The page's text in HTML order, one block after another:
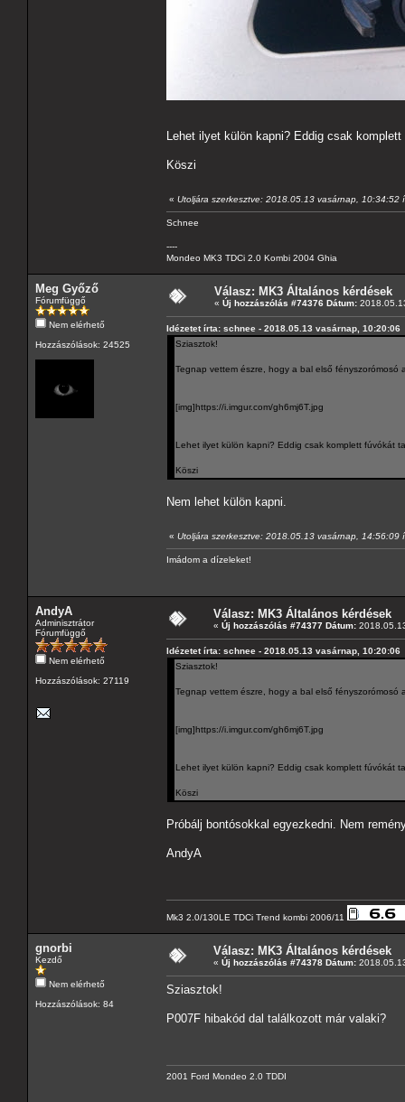
Lehet ilyet külön kapni? Eddig csak
Köszi
« Utoljára szerkesztve: 2018.05.13 vasárnap, 10:34:52
Schnee
----
Mondeo MK3 TDCi 2.0 Kombi 2004 Ghia
Meg Győző
Fórumfüggő
Nem elérhető
Hozzászólások: 24525
Válasz: MK3 Általános kérdések
« Új hozzászólás #74376 Dátum:
Idézetet írta: schnee - 2018.05.13 vasárnap, 10:20:06
Sziasztok!
Tegnap vettem észre, hogy a bal első
[img]https://i.imgur.com/gh6mj6T.jpg
Lehet ilyet külön kapni? Eddig csak komplett fúvókát
Köszi
Nem lehet külön kapni.
« Utoljára szerkesztve: 2018.05.13 vasárnap, 14:56:09
Imádom a dízeleket!
AndyA
Adminisztrátor
Fórumfüggő
Nem elérhető
Hozzászólások: 27119
Válasz: MK3 Általános kérdések
« Új hozzászólás #74377 Dátum:
Idézetet írta: schnee - 2018.05.13 vasárnap, 10:20:06
Sziasztok!
Tegnap vettem észre, hogy a bal első
[img]https://i.imgur.com/gh6mj6T.jpg
Lehet ilyet külön kapni? Eddig csak komplett fúvókát
Köszi
Próbálj bontósokkal egyezkedni. Nem
AndyA
Mk3 2.0/130LE TDCi Trend kombi 2006/11
gnorbi
Kezdő
Nem elérhető
Hozzászólások: 84
Válasz: MK3 Általános kérdések
« Új hozzászólás #74378 Dátum:
Sziasztok!
P007F hibakód dal találkozott már valaki?
2001 Ford Mondeo 2.0 TDDI